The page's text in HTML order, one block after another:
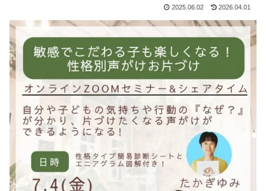
2025.06.02 2026.04.01